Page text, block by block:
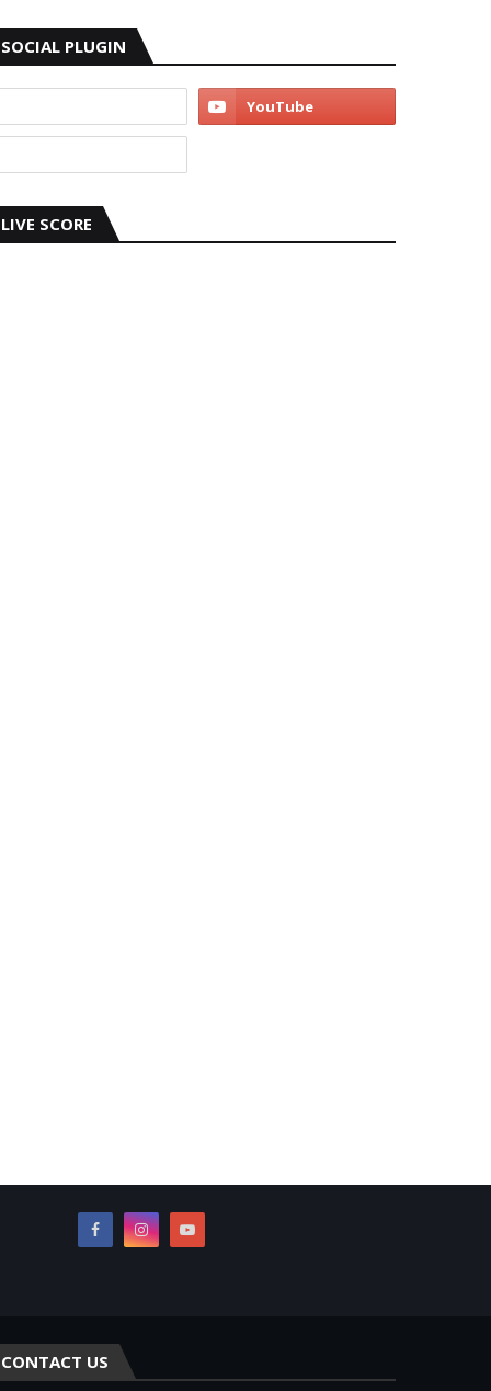
SOCIAL PLUGIN
LIVE SCORE
CONTACT US